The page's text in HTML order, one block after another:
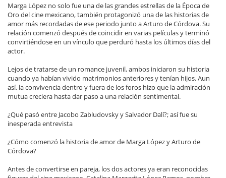
Marga López no solo fue una de las grandes estrellas de la Época de
Oro del cine mexicano, también protagonizó una de las historias de
amor más recordadas de ese periodo junto a Arturo de Córdova. Su
relación comenzó después de coincidir en varias películas y terminó
convirtiéndose en un vínculo que perduró hasta los últimos días del
actor.
Lejos de tratarse de un romance juvenil, ambos iniciaron su historia
cuando ya habían vivido matrimonios anteriores y tenían hijos. Aun
así, la convivencia dentro y fuera de los foros hizo que la admiración
mutua creciera hasta dar paso a una relación sentimental.
¿Qué pasó entre Jacobo Zabludovsky y Salvador Dalí?; así fue su
inesperada entrevista
¿Cómo comenzó la historia de amor de Marga López y Arturo de
Córdova?
Antes de convertirse en pareja, los dos actores ya eran reconocidas